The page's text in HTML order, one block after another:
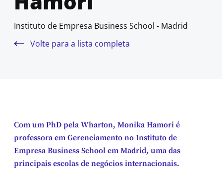
Instituto de Empresa Business School - Madrid
Volte para a lista completa
Com um PhD pela Wharton, Monika Hamori é
professora em Gerenciamento no Instituto de
Empresa Business School em Madrid, uma das
principais escolas de negócios internacionais.